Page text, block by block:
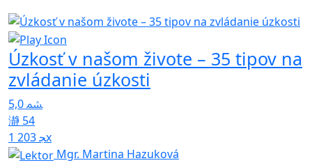
Úzkosť v našom živote – 35 tipov na
zvládanie úzkosti
5,0
54
1 203x
Mgr. Martina Hazuková